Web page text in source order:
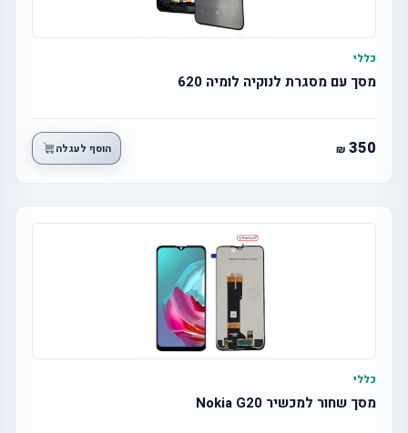
כללי
מסך עם מסגרת לנוקיה לומיה 620
350 הוסף לעגלה
כללי
מסך שחור למכשיר Nokia G20